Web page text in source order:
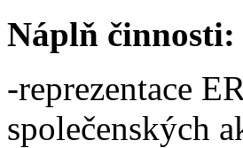
Náplň činnosti:
-reprezentace
společenských